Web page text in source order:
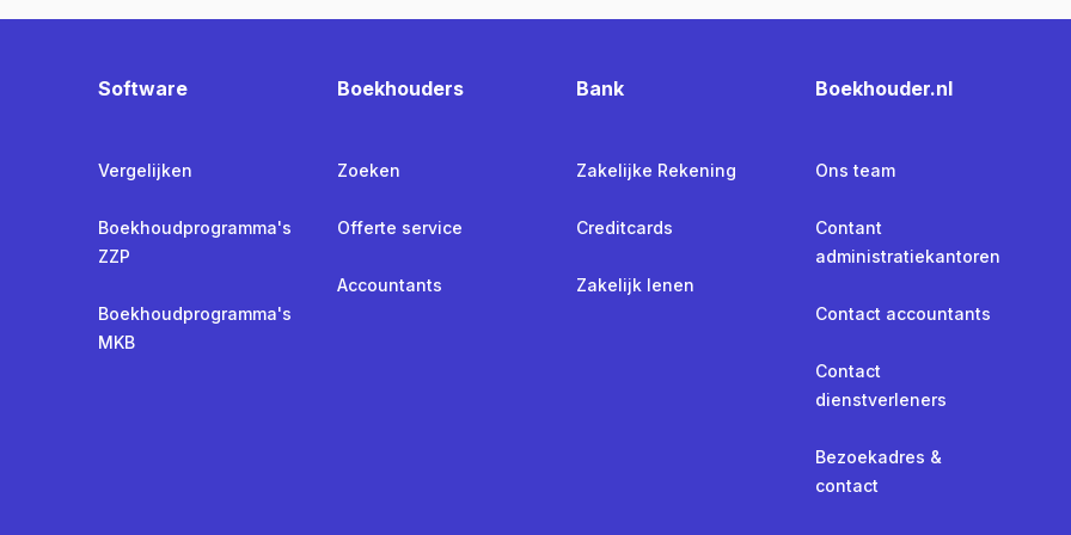
Software
Vergelijken
Boekhoudprogramma's
ZZP
Boekhoudprogramma's
MKB
Boekhouders
Zoeken
Offerte service
Accountants
Bank
Zakelijke Rekening
Creditcards
Zakelijk lenen
Boekhouder.nl
Ons team
Contant
administratiekantoren
Contact accountants
Contact
dienstverleners
Bezoekadres &
contact